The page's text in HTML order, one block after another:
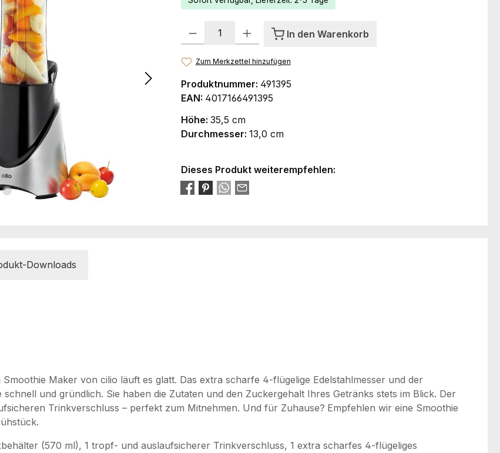
Produkt Anzahl: Gib den gewünschten Wert ein oder benutze die Schaltflächen
In den Warenkorb
Zum Merkzettel hinzufügen
Produktnummer: 491395
EAN: 4017166491395
Höhe: 35,5 cm
Durchmesser: 13,0 cm
Dieses Produkt weiterempfehlen:
Downloads
Smoothie Maker von cilio läuft es glatt. Das extra scharfe 4-flügelige Edelstahlmesser und der
und gründlich. Sie haben die Zutaten und den Zuckergehalt Ihres Getränks stets im Blick. Der
Trinkverschluss – perfekt zum Mitnehmen. Und für Zuhause? Empfehlen wir eine Smoothie
(570 ml), 1 tropf- und auslaufsicherer Trinkverschluss, 1 extra scharfes 4-flügeliges